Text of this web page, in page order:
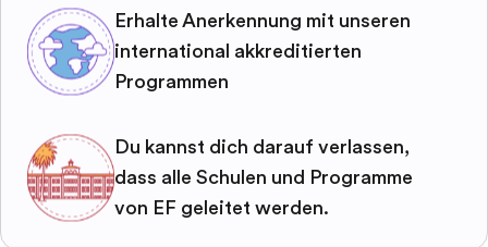
Erhalte Anerkennung mit unseren
international akkreditierten
Programmen
Du kannst dich darauf verlassen,
dass alle Schulen und Programme
von EF geleitet werden.